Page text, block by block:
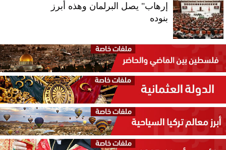
إرهاب" يصل البرلمان وهذه أبرز
بنوده